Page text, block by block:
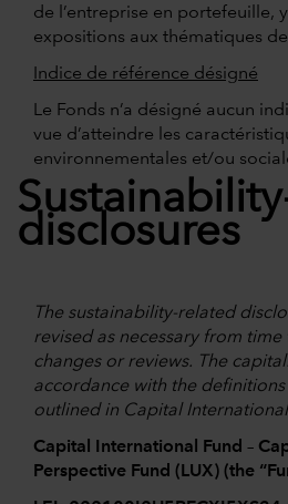
de l’entreprise en portefeuille,
expositions aux thématiques
Indice de référence désigné
Le Fonds n’a désigné aucun
vue d’atteindre les
environnementales et/ou
disclosures
The sustainability-related
revised as necessary from
changes or reviews. The
accordance with the
outlined in Capital International
Capital International Fund –
Perspective Fund (LUX) (the